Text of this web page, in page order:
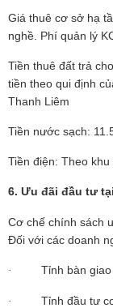
Giá thuê cơ sở hạ
nghề. Phí quản lý
Tiền thuê đất trả
tiền theo qui định
Thanh Liêm
Tiền nước sạch:
Tiền điện: Theo
6. Ưu đãi đầu tư
Cơ chế chính sách
Đối với các doanh
· Tỉnh bàn
·
Tỉnh đầu tư